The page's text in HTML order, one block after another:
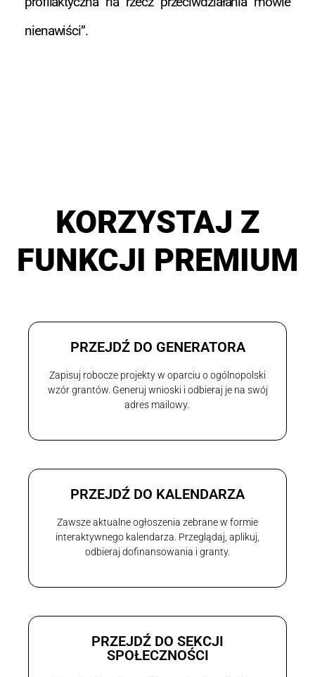
nienawiści”.
KORZYSTAJ Z
FUNKCJI PREMIUM
PRZEJDŹ DO GENERATORA
Zapisuj robocze projekty w oparciu o ogólnopolski
wzór grantów. Generuj wnioski i odbieraj je na swój
adres mailowy.
PRZEJDŹ DO KALENDARZA
Zawsze aktualne ogłoszenia zebrane w formie
interaktywnego kalendarza. Przeglądaj, aplikuj,
odbieraj dofinansowania i granty.
PRZEJDŹ DO SEKCJI
SPOŁECZNOŚCI